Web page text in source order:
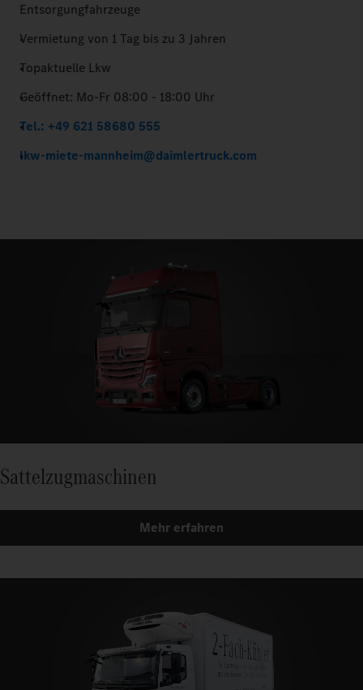
Entsorgungfahrzeuge
Vermietung von 1 Tag bis zu 3 Jahren
Topaktuelle Lkw
Geöffnet: Mo-Fr 08:00 - 18:00 Uhr
Tel.: +49 621 58680 555
lkw-miete-mannheim@daimlertruck.com
Sattelzugmaschinen
Mehr erfahren